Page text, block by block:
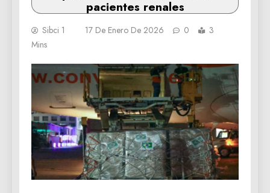
pacientes renales
Sibci 1 17 De Enero De 2026 0
3
Mins